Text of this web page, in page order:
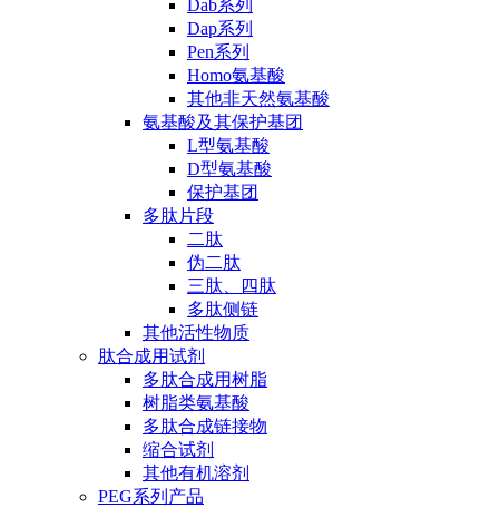
Dab系列
Dap系列
Pen系列
Homo氨基酸
其他非天然氨基酸
氨基酸及其保护基团
L型氨基酸
D型氨基酸
保护基团
多肽片段
二肽
伪二肽
三肽、四肽
多肽侧链
其他活性物质
肽合成用试剂
多肽合成用树脂
树脂类氨基酸
多肽合成链接物
缩合试剂
其他有机溶剂
PEG系列产品